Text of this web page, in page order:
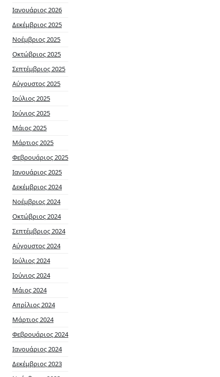
Ιανουάριος 2026
Δεκέμβριος 2025
Νοέμβριος 2025
Οκτώβριος 2025
Σεπτέμβριος 2025
Αύγουστος 2025
Ιούλιος 2025
Ιούνιος 2025
Μάιος 2025
Μάρτιος 2025
Φεβρουάριος 2025
Ιανουάριος 2025
Δεκέμβριος 2024
Νοέμβριος 2024
Οκτώβριος 2024
Σεπτέμβριος 2024
Αύγουστος 2024
Ιούλιος 2024
Ιούνιος 2024
Μάιος 2024
Απρίλιος 2024
Μάρτιος 2024
Φεβρουάριος 2024
Ιανουάριος 2024
Δεκέμβριος 2023